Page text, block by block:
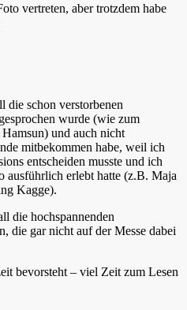
vertreten, aber trotzdem habe
die schon verstorbenen
wurde (wie zum
und auch nicht
mitbekommen habe, weil ich
entscheiden musste und ich
ausführlich erlebt hatte (z.B. Maja
Kagge).
die hochspannenden
die gar nicht auf der Messe dabei
bevorsteht – viel Zeit zum Lesen